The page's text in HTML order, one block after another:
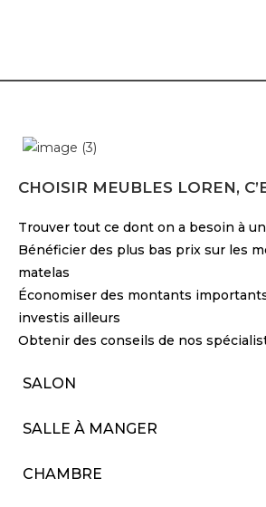
CHOISIR MEUBLES LOREN,
Trouver tout ce dont on a besoin à
Bénéficier des plus bas prix sur les
matelas
Économiser des montants
investis ailleurs
Obtenir des conseils de nos
SALON
SALLE À MANGER
CHAMBRE